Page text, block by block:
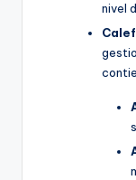
nivel